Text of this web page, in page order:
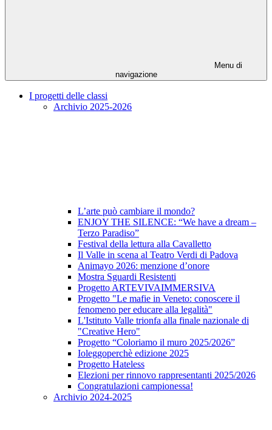
Menu di
navigazione
I progetti delle classi
Archivio 2025-2026
L’arte può cambiare il mondo?
ENJOY THE SILENCE: “We have a dream –
Terzo Paradiso”
Festival della lettura alla Cavalletto
Il Valle in scena al Teatro Verdi di Padova
Animayo 2026: menzione d’onore
Mostra Sguardi Resistenti
Progetto ARTEVIVAIMMERSIVA
Progetto "Le mafie in Veneto: conoscere il
fenomeno per educare alla legalità"
L'Istituto Valle trionfa alla finale nazionale di
"Creative Hero"
Progetto “Coloriamo il muro 2025/2026”
Ioleggoperchè edizione 2025
Progetto Hateless
Elezioni per rinnovo rappresentanti 2025/2026
Congratulazioni campionessa!
Archivio 2024-2025